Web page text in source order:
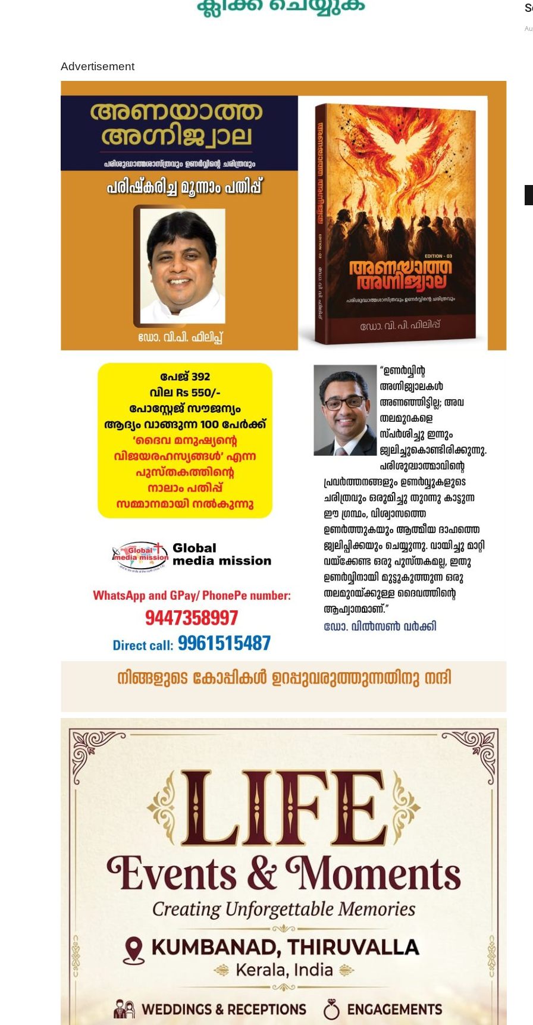
Advertisement
ഇരവിപേരൂർ ശങ്കരമംഗലം മാനാൻതറ
കുരുവിള ജോർജ് (സുനു - 60)...
Aug 7, 2026 387
Science Engg. (Data Analyst);...